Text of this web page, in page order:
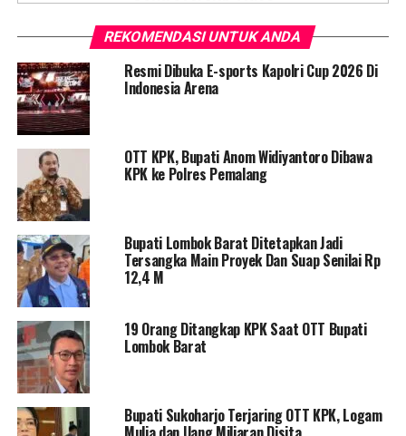
REKOMENDASI UNTUK ANDA
Resmi Dibuka E-sports Kapolri Cup 2026 Di
Indonesia Arena
OTT KPK, Bupati Anom Widiyantoro Dibawa
KPK ke Polres Pemalang
Bupati Lombok Barat Ditetapkan Jadi
Tersangka Main Proyek Dan Suap Senilai Rp
12,4 M
19 Orang Ditangkap KPK Saat OTT Bupati
Lombok Barat
Bupati Sukoharjo Terjaring OTT KPK, Logam